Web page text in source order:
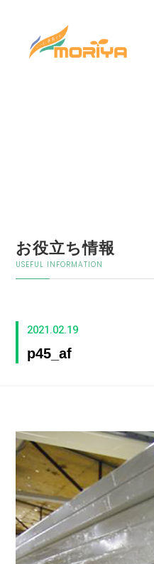
お役立ち情報
USEFUL INFORMATION
2021.02.19
p45_af